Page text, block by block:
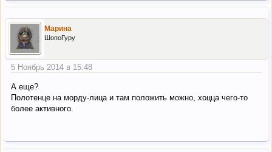
Марина
ШопоГуру
5 Ноябрь 2014 в 15:48
А еще?
Полотенце на морду-лица и там положить можно, хоцца чего-то
более активного.